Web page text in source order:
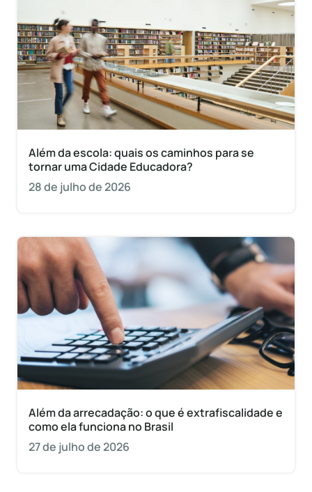
Além da escola: quais os caminhos para se
tornar uma Cidade Educadora?
28 de julho de 2026
Além da arrecadação: o que é extrafiscalidade e
como ela funciona no Brasil
27 de julho de 2026